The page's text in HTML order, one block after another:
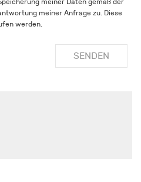
meiner Daten gemäß der
meiner Anfrage zu. Diese
werden.
SENDEN